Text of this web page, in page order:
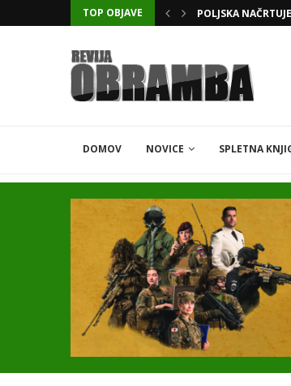
TOP OBJAVE KATARSKI
DOMOV NOVICE SPLETNA